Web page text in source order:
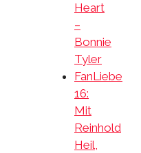
Heart
–
Bonnie
Tyler
FanLiebe
16:
Mit
Reinhold
Heil,